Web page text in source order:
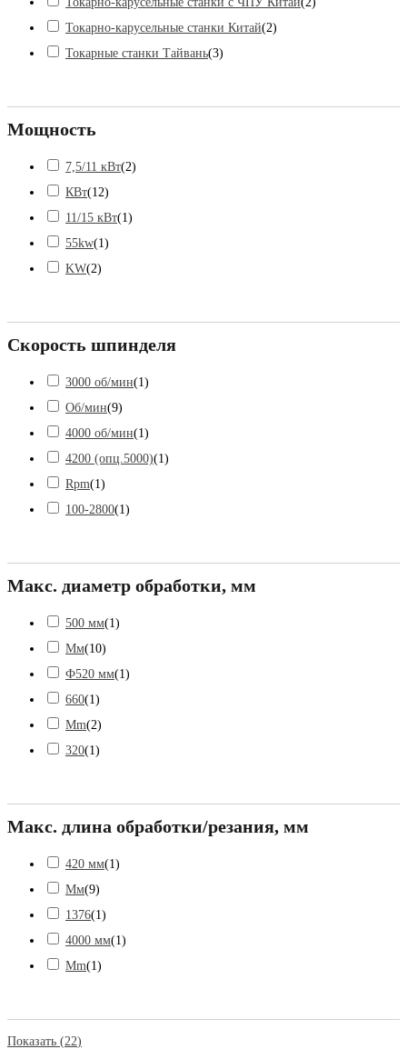
Токарно-карусельные станки Китай(2)
Токарные станки Тайвань(3)
Мощность
7,5/11 кВт(2)
КВт(12)
11/15 кВт(1)
55kw(1)
KW(2)
Скорость шпинделя
3000 об/мин(1)
Об/мин(9)
4000 об/мин(1)
4200 (опц.5000)(1)
Rpm(1)
100-2800(1)
Макс. диаметр обработки, мм
500 мм(1)
Мм(10)
Ф520 мм(1)
660(1)
Mm(2)
320(1)
Макс. длина обработки/резания, мм
420 мм(1)
Мм(9)
1376(1)
4000 мм(1)
Mm(1)
Показать (22)